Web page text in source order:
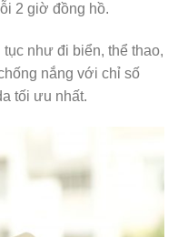
2 giờ đồng hồ.
như đi biển, thể thao,
nắng với chỉ số
tối ưu nhất.